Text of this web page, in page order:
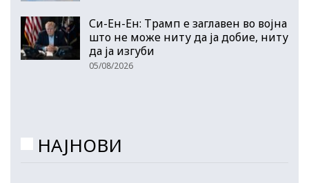
Си-Ен-Ен: Трамп е заглавен во војна
што не може ниту да ја добие, ниту
да ја изгуби
05/08/2026
НАЈНОВИ